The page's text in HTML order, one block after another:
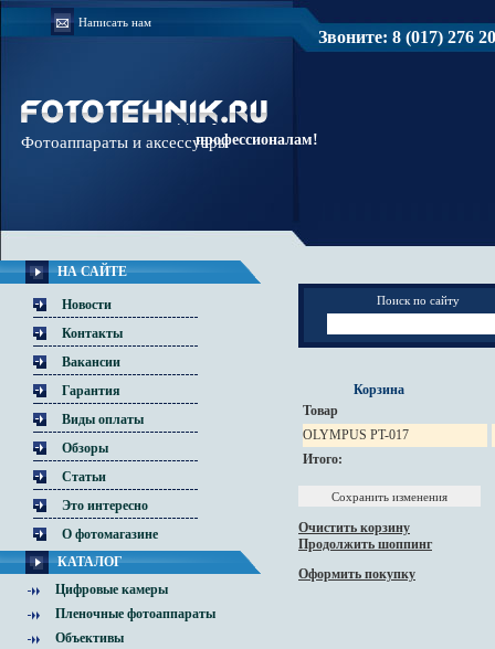
Написать нам
Звоните: 8 (017) 276
Доверяйте
профессионалам!
Фотоаппараты и аксессуары
НА САЙТЕ
Новости
Контакты
Вакансии
Гарантия
Виды оплаты
Обзоры
Статьи
Это интересно
О фотомагазине
КАТАЛОГ
Цифровые камеры
Пленочные фотоаппараты
Объективы
Поиск по сайту
Корзина
Товар
OLYMPUS PT-017
Итого:
Очистить корзину
Продолжить шоппинг
Оформить покупку